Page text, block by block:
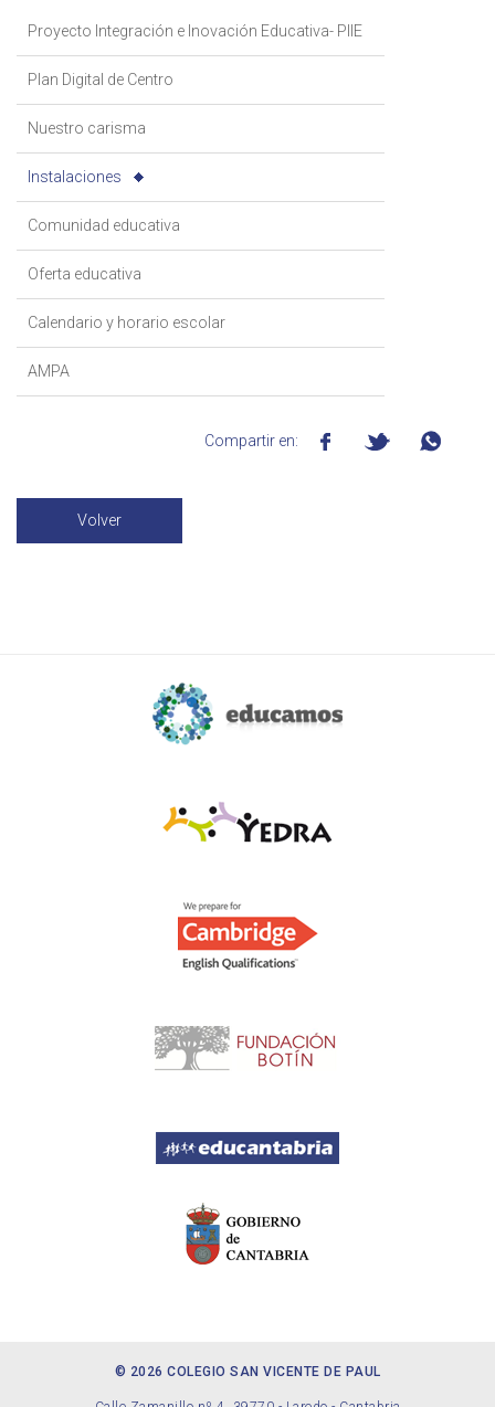
Proyecto Integración e Inovación Educativa- PIIE
Plan Digital de Centro
Nuestro carisma
Instalaciones
Comunidad educativa
Oferta educativa
Calendario y horario escolar
AMPA
Compartir en:
Volver
© 2026 COLEGIO SAN VICENTE DE PAUL